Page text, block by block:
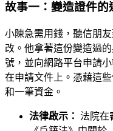
故事一：變造證件的
小陳急需用錢，聽信朋
改。他拿著這份變造過
號，並向網路平台申請
在申請文件上。憑藉這
和一筆資金。
法律啟示： 法院在